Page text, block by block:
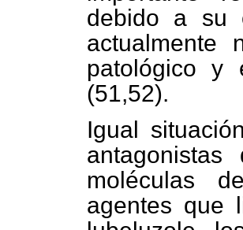
debido a su
actualmente
patológico y
(51,52).
Igual
moléculas
agentes que